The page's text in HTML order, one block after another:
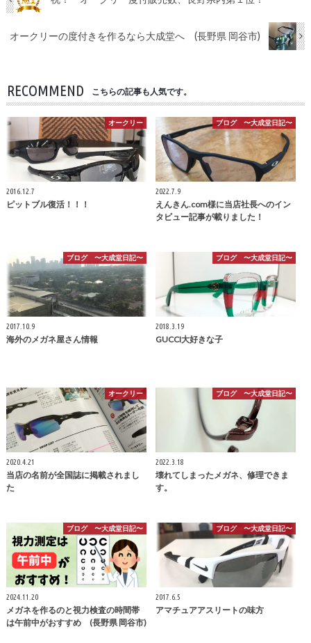
オークリーの度付きを作るなら大成堂へ (長野県 岡谷市)
RECOMMEND こちらの記事も人気です。
オークリー
2016.12.7
ピットブル復活！！！
ブログ 〜大成堂日記〜
2022.7.9
えんきん.com様に当店社長へのイン
タビュー記事が載りました！
ブログ 〜大成堂日記〜
2017.10.9
海外のメガネ屋さん情報
ブログ 〜大成堂日記〜
2018.3.19
GUCCI大好きな子
オークリー
2020.4.21
当店の名前が全国誌に掲載されまし
た
ブログ 〜大成堂日記〜
2022.3.18
壊れてしまったメガネ、修理できま
す。
ブログ 〜大成堂日記〜
2024.11.20
メガネを作るのと視力検査の時間帯
は午前中がおすすめ (長野県 岡谷市)
ブログ 〜大成堂日記〜
2017.6.5
アマチュアアスリートの味方